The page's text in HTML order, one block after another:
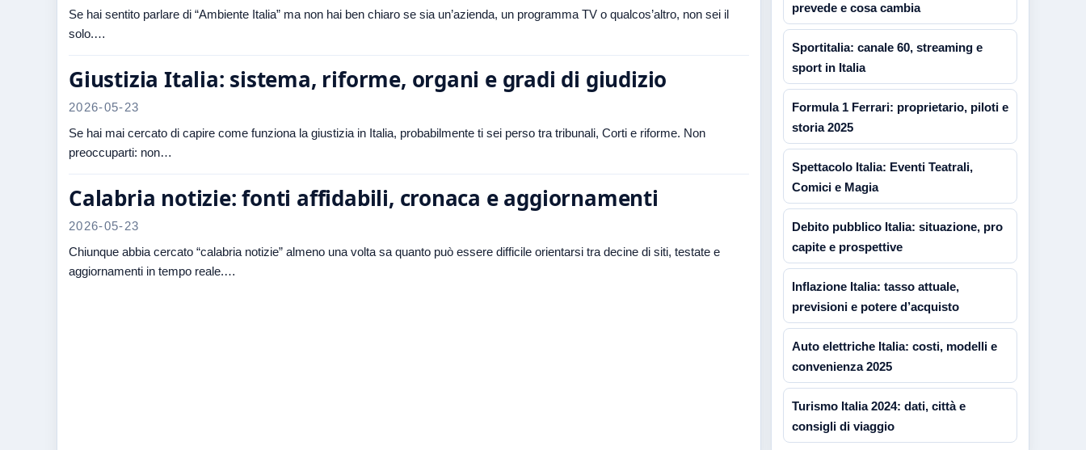
Se hai sentito parlare di “Ambiente Italia” ma non hai ben chiaro se sia un’azienda, un programma TV o qualcos’altro, non sei il
solo.…
Giustizia Italia: sistema, riforme, organi e gradi di giudizio
2026-05-23
Se hai mai cercato di capire come funziona la giustizia in Italia, probabilmente ti sei perso tra tribunali, Corti e riforme. Non
preoccuparti: non…
Calabria notizie: fonti affidabili, cronaca e aggiornamenti
2026-05-23
Chiunque abbia cercato “calabria notizie” almeno una volta sa quanto può essere difficile orientarsi tra decine di siti, testate e
aggiornamenti in tempo reale.…
prevede e cosa cambia
Sportitalia: canale 60, streaming e
sport in Italia
Formula 1 Ferrari: proprietario, piloti e
storia 2025
Spettacolo Italia: Eventi Teatrali,
Comici e Magia
Debito pubblico Italia: situazione, pro
capite e prospettive
Inflazione Italia: tasso attuale,
previsioni e potere d’acquisto
Auto elettriche Italia: costi, modelli e
convenienza 2025
Turismo Italia 2024: dati, città e
consigli di viaggio